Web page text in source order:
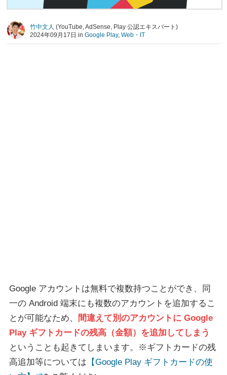
竹中文人 (YouTube, AdSense, Play 公認エキスパート)
2024年09月17日 in Google Play, Web・IT
Google アカウントは無料で複数持つことができ、同
一の Android 端末にも複数のアカウントを追加するこ
とが可能なため、
間違えて別のアカウントに Google
Play ギフトカードの残高（金額）を追加してしまう
ということも起きてしまいます。※ギフトカードの残
高追加等については 【Google Play ギフトカードの使